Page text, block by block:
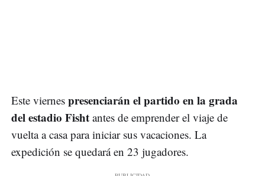
Este viernes presenciarán el partido en la grada
del estadio Fisht antes de emprender el viaje de
vuelta a casa para iniciar sus vacaciones. La
expedición se quedará en 23 jugadores.